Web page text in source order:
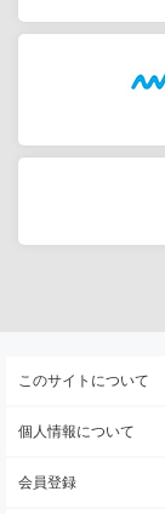
このサイトについて
個人情報について
会員登録